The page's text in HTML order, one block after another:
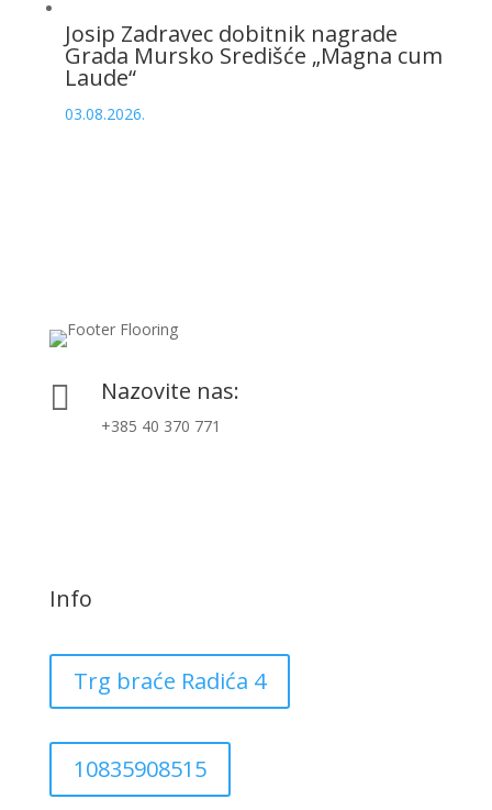
Josip Zadravec dobitnik nagrade
Grada Mursko Središće „Magna cum
Laude“
03.08.2026.
 Nazovite nas:
+385 40 370 771
Info
Trg braće Radića 4
10835908515